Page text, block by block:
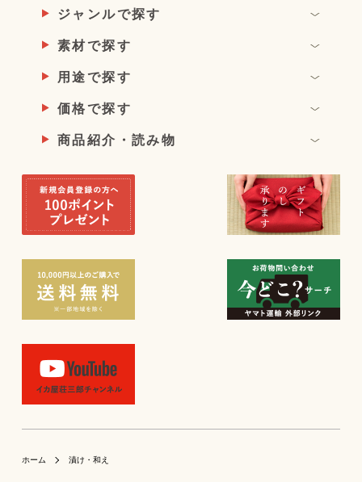
ホーム 漬け・和え
ジャンルで探す
素材で探す
用途で探す
価格で探す
商品紹介・読み物